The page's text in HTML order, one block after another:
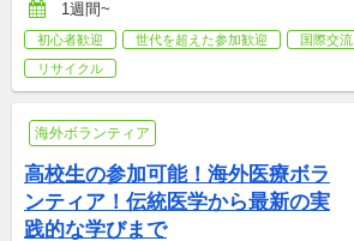
1週間~
初心者歓迎 世代を超えた参加歓迎 国際交流
リサイクル
海外ボランティア
高校生の参加可能！海外医療ボラ
ンティア！伝統医学から最新の実
践的な学びまで